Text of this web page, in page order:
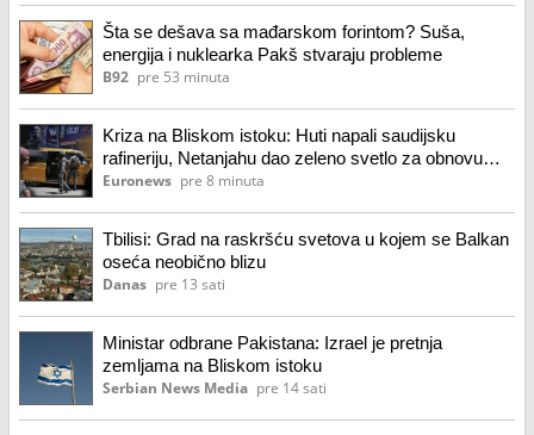
Šta se dešava sa mađarskom forintom? Suša,
energija i nuklearka Pakš stvaraju probleme
B92 pre 53 minuta
Kriza na Bliskom istoku: Huti napali saudijsku
rafineriju, Netanjahu dao zeleno svetlo za obnovu
dela južne Gaze
Euronews pre 8 minuta
Tbilisi: Grad na raskršću svetova u kojem se Balkan
oseća neobično blizu
Danas pre 13 sati
Ministar odbrane Pakistana: Izrael je pretnja
zemljama na Bliskom istoku
Serbian News Media pre 14 sati